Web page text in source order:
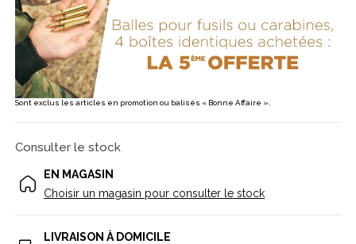
Sont exclus les articles en promotion ou balisés « Bonne Affaire ».
Consulter le stock
EN MAGASIN
Choisir un magasin pour consulter le stock
LIVRAISON À DOMICILE